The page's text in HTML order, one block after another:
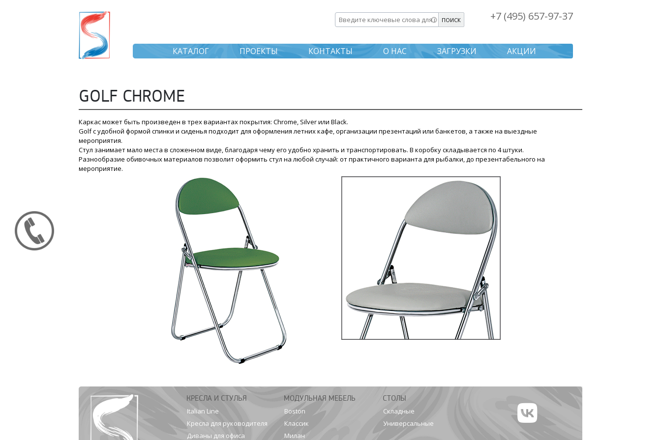
основному
содержанию
Введите ключевые слова для поиска +7 (495) 657-97-37
КАТАЛОГ ПРОЕКТЫ КОНТАКТЫ О НАС ЗАГРУЗКИ АКЦИИ
GOLF CHROME
Каркас может быть произведен в трех вариантах покрытия: Chrome, Silver или Black.
Golf с удобной формой спинки и сиденья подходит для оформления летних кафе, организации презентаций или банкетов, а также на выездные
мероприятия.
Стул занимает мало места в сложенном виде, благодаря чему его удобно хранить и транспортировать. В коробку складывается по 4 штуки.
Разнообразие обивочных материалов позволит оформить стул на любой случай: от практичного варианта для рыбалки, до презентабельного на
мероприятие.
КРЕСЛА И СТУЛЬЯ
Italian Line
Кресла для руководителя
Диваны для офиса
МОДУЛЬНАЯ МЕБЕЛЬ
Boston
Классик
Милан
СТОЛЫ
Складные
Универсальные